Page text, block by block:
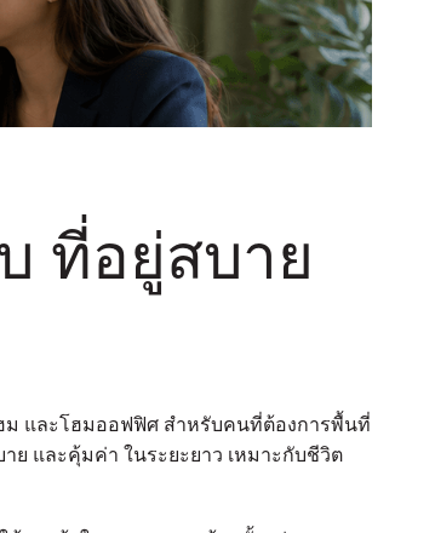
ที่อยู่สบาย
และโฮมออฟฟิศ สำหรับคนที่ต้องการพื้นที่
ย และคุ้มค่า ในระยะยาว เหมาะกับชีวิต